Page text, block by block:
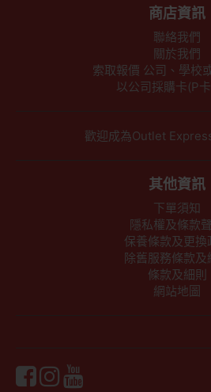
商店資訊
聯絡我們
關於我們
索取報價 公司、學校
以公司採購卡(P
歡迎成為Outlet
其他資訊
下單須知
隱私權及條款
保養條款及更換
除舊服務條款及
條款及細則
網站地圖